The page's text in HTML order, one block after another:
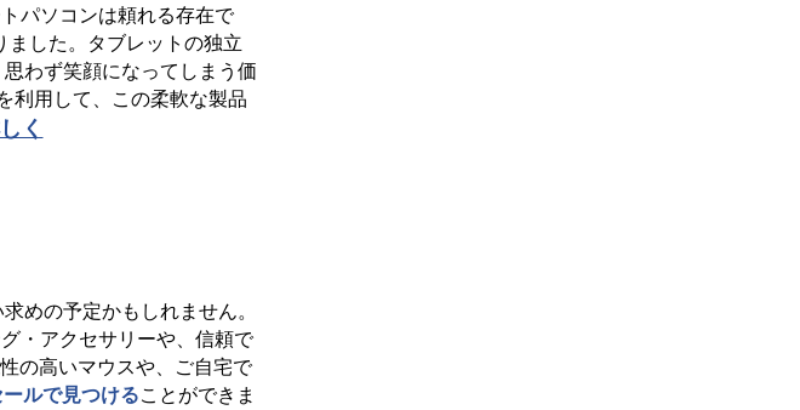
パソコンは頼れる存在で
した。タブレットの独立
わず笑顔になってしまう価
利用して、この柔軟な製品
く
めの予定かもしれません。
・アクセサリーや、信頼で
の高いマウスや、ご自宅で
ルで見つけることができま